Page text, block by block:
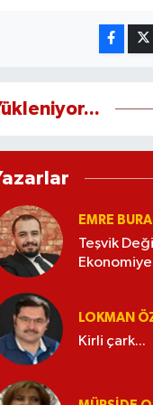
EMRE
Teşvik
Ekonomiye
LOKMAN
Kirli çark...